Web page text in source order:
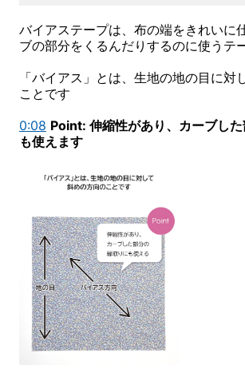
バイアステープは、布の端をきれいに
ブの部分をくるんだりするのに使うテ
「バイアス」とは、生地の地の目に対
ことです
0:08 Point: 伸縮性があり、カーブし
も使えます